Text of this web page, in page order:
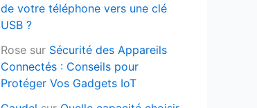
de votre téléphone vers une clé
USB ?
Rose sur Sécurité des Appareils
Connectés : Conseils pour
Protéger Vos Gadgets IoT